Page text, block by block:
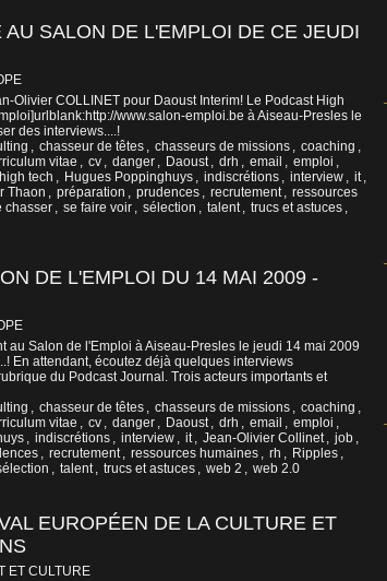
SALON DE L'EMPLOI DE CE JEUDI
Olivier COLLINET pour Daoust Interim! Le Podcast High
www.salon-emploi.be à Aiseau-Presles le
des interviews....!
, chasseur de têtes , chasseurs de missions , coaching ,
vitae , cv , danger , Daoust , drh , email , emploi ,
high tech , Hugues Poppinghuys , indiscrétions , interview , it ,
Thaon , préparation , prudences , recrutement , ressources
chasser , se faire voir , sélection , talent , trucs et astuces ,
DE L'EMPLOI DU 14 MAI 2009 -
au Salon de l'Emploi à Aiseau-Presles le jeudi 14 mai 2009
En attendant, écoutez déjà quelques interviews
du Podcast Journal. Trois acteurs importants et
, chasseur de têtes , chasseurs de missions , coaching ,
vitae , cv , danger , Daoust , drh , email , emploi ,
, indiscrétions , interview , it , Jean-Olivier Collinet , job ,
, recrutement , ressources humaines , rh , Ripples ,
, talent , trucs et astuces , web 2 , web 2.0
EUROPÉEN DE LA CULTURE ET
ET CULTURE